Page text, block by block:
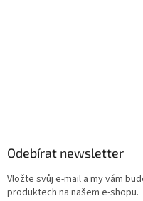
Odebírat newsletter
Vložte svůj e-mail a my vám
produktech na našem e-shopu.